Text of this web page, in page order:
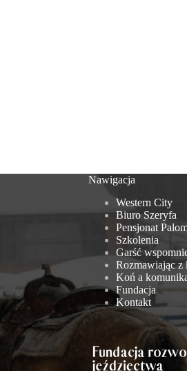
Nawigacja
Western City
Biuro Szeryfa
Pensjonat
Szkolenia
Garść
Rozmawiając z
Koń a
Fundacja
Kontakt